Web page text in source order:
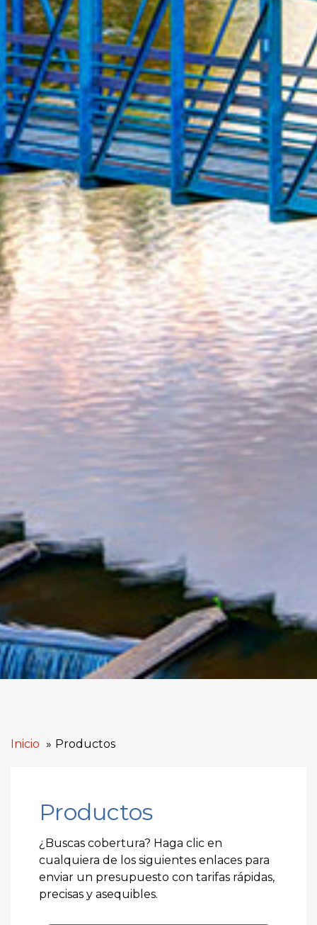
Inicio Productos
Productos
¿Buscas cobertura? Haga clic en
cualquiera de los siguientes enlaces para
enviar un presupuesto con tarifas rápidas,
precisas y asequibles.